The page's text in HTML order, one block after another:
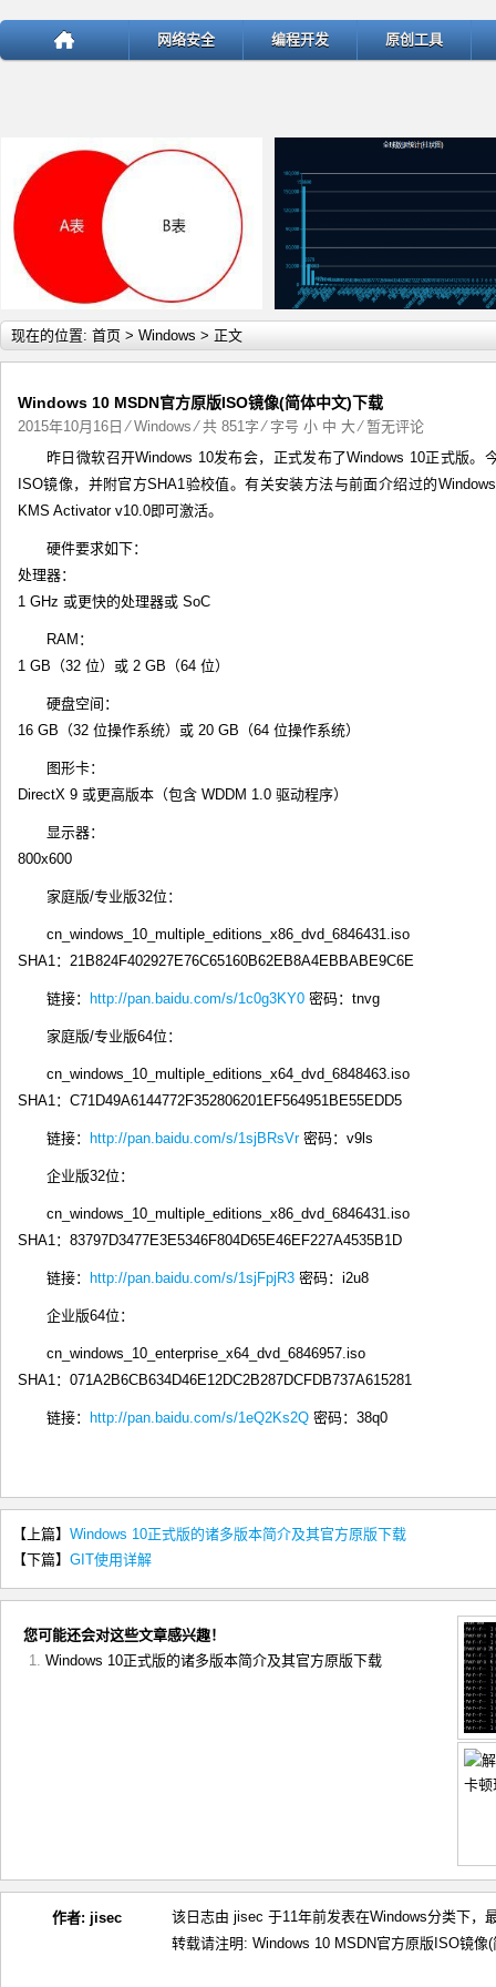
网络安全 编程开发 原创工具
详细内容
test ThinkPHP v5.1.22曝出
现在的位置: 首页 > Windows > 正文
Windows 10 MSDN官方原版ISO镜像(简体中文)下载
2015年10月16日 ⁄Windows⁄ 共 851字 ⁄ 字号 小 中 大 ⁄暂无评论
昨日微软召开Windows 10发布会，正式发布了Windows 10正式版。
ISO镜像，并附官方SHA1验校值。有关安装方法与前面介绍过的
KMS Activator v10.0即可激活。
硬件要求如下：
处理器：
1 GHz 或更快的处理器或 SoC
RAM：
1 GB（32 位）或 2 GB（64 位）
硬盘空间：
16 GB（32 位操作系统）或 20 GB（64 位操作系统）
图形卡：
DirectX 9 或更高版本（包含 WDDM 1.0 驱动程序）
显示器：
800x600
家庭版/专业版32位：
cn_windows_10_multiple_editions_x86_dvd_6846431.iso
SHA1：21B824F402927E76C65160B62EB8A4EBBABE9C6E
链接： http://pan.baidu.com/s/1c0g3KY0 密码：tnvg
家庭版/专业版64位：
cn_windows_10_multiple_editions_x64_dvd_6848463.iso
SHA1：C71D49A6144772F352806201EF564951BE55EDD5
链接： http://pan.baidu.com/s/1sjBRsVr密码：v9ls
企业版32位：
cn_windows_10_multiple_editions_x86_dvd_6846431.iso
SHA1：83797D3477E3E5346F804D65E46EF227A4535B1D
链接： http://pan.baidu.com/s/1sjFpjR3 密码：i2u8
企业版64位：
cn_windows_10_enterprise_x64_dvd_6846957.iso
SHA1：071A2B6CB634D46E12DC2B287DCFDB737A615281
链接： http://pan.baidu.com/s/1eQ2Ks2Q 密码：38q0
【上篇】 Windows 10正式版的诸多版本简介及其官方原版下载
【下篇】 GIT使用详解
您可能还会对这些文章感兴趣！
Windows 10正式版的诸多版本简介及其官方原版下载
作者: jisec 该日志由 jisec 于11年前发表在Windows分类下，
转载请注明: Windows 10 MSDN官方原版ISO镜像